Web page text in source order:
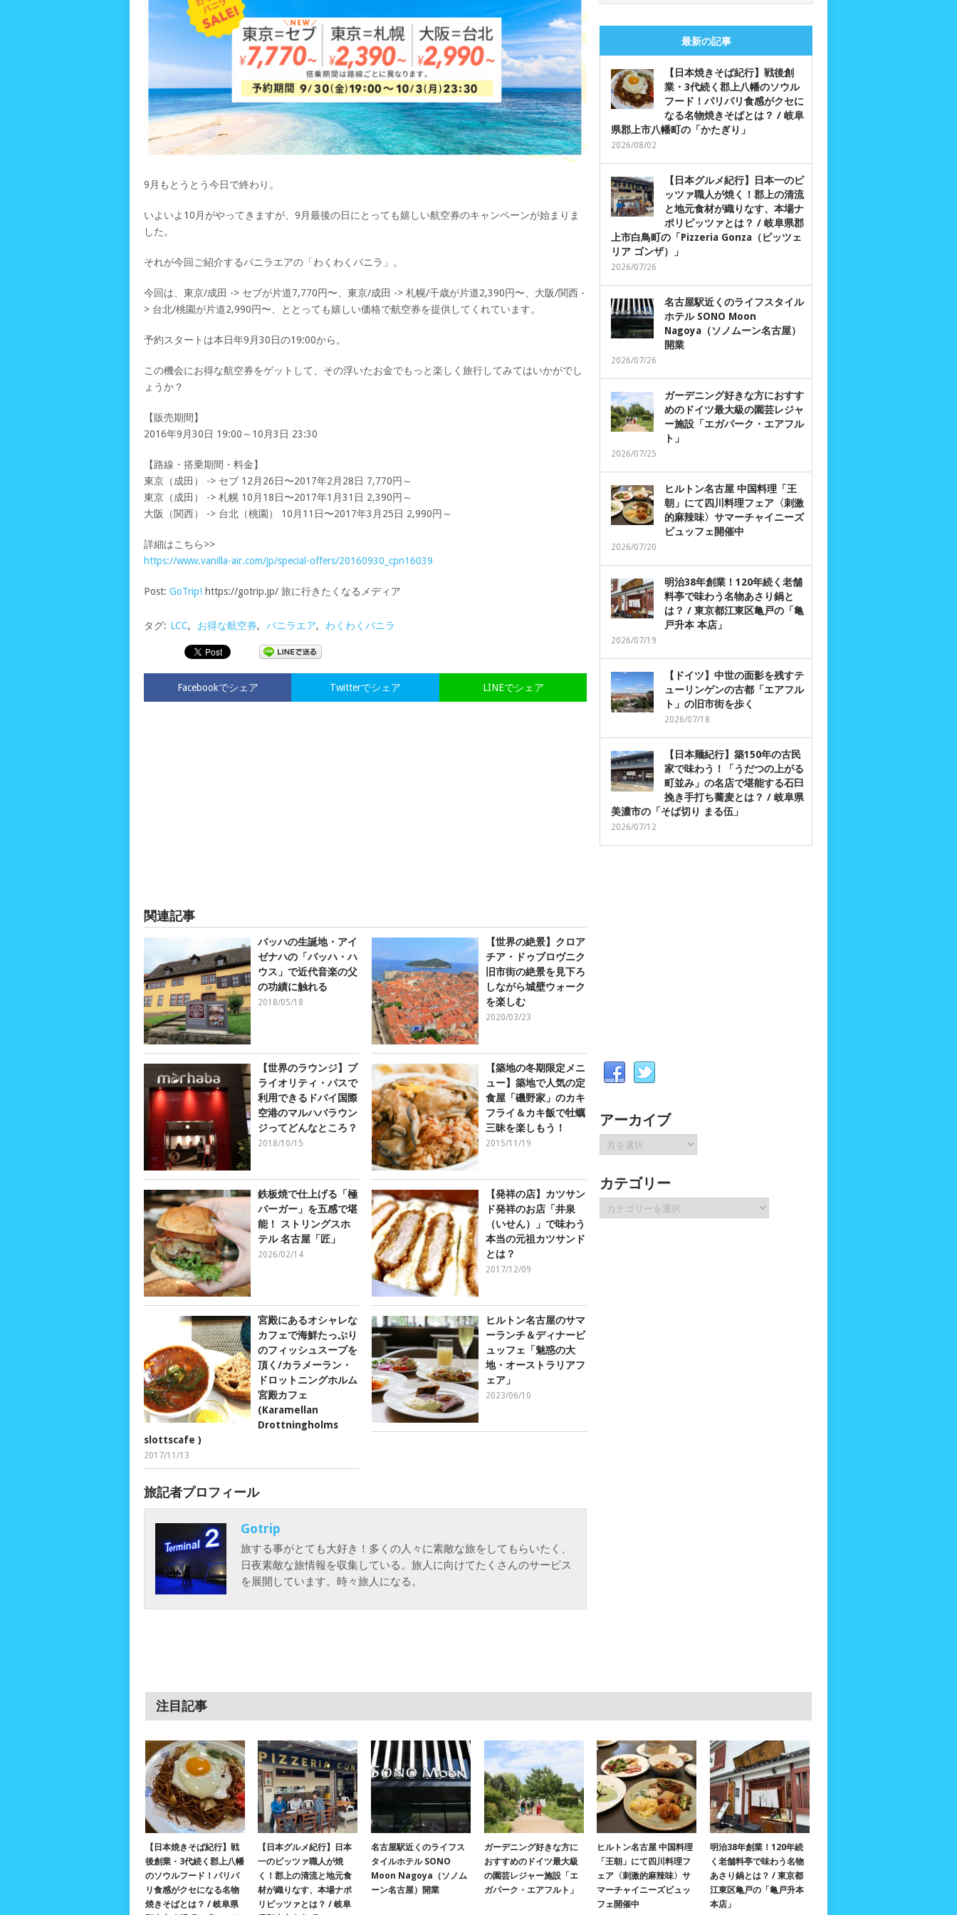
9月もとうとう今日で終わり。
いよいよ10月がやってきますが、9月最後の日にとっても嬉しい航空券のキャンペーンが始まりま
した。
それが今回ご紹介するバニラエアの「わくわくバニラ」。
今回は、東京/成田 -> セブが片道7,770円〜、東京/成田 -> 札幌/千歳が片道2,390円〜、大阪/関西 -
> 台北/桃園が片道2,990円〜、ととっても嬉しい価格で航空券を提供してくれています。
予約スタートは本日年9月30日の19:00から。
この機会にお得な航空券をゲットして、その浮いたお金でもっと楽しく旅行してみてはいかがでし
ょうか？
【販売期間】
2016年9月30日 19:00～10月3日 23:30
【路線・搭乗期間・料金】
東京（成田） -> セブ 12月26日〜2017年2月28日 7,770円～
東京（成田） -> 札幌 10月18日〜2017年1月31日 2,390円～
大阪（関西） -> 台北（桃園） 10月11日〜2017年3月25日 2,990円～
詳細はこちら>>
https://www.vanilla-air.com/jp/special-offers/20160930_cpn16039
Post: GoTrip! https://gotrip.jp/ 旅に行きたくなるメディア
タグ: LCC, お得な航空券, バニラエア, わくわくバニラ
Facebookでシェア LINEでシェア
Twitterでシェア
関連記事
バッハの生誕地・アイ
ゼナハの「バッハ・ハ
ウス」で近代音楽の父
の功績に触れる
2018/05/18
【世界の絶景】クロア
チア・ドゥブロヴニク
旧市街の絶景を見下ろ
しながら城壁ウォーク
を楽しむ
2020/03/23
【世界のラウンジ】プ
ライオリティ・パスで
利用できるドバイ国際
空港のマルハバラウン
ジってどんなところ？
2018/10/15
【築地の冬期限定メニ
ュー】築地で人気の定
食屋「磯野家」のカキ
フライ＆カキ飯で牡蠣
三昧を楽しもう！
2015/11/19
鉄板焼で仕上げる「極
バーガー」を五感で堪
能！ ストリングスホ
テル 名古屋「匠」
2026/02/14
【発祥の店】カツサン
ド発祥のお店「井泉
（いせん）」で味わう
本当の元祖カツサンド
とは？
2017/12/09
宮殿にあるオシャレな
カフェで海鮮たっぷり
のフィッシュスープを
頂く/カラメーラン・
ドロットニングホルム
宮殿カフェ
(Karamellan
Drottningholms
slottscafe )
2017/11/13
ヒルトン名古屋のサマ
ーランチ＆ディナービ
ュッフェ「魅惑の大
地・オーストラリアフ
ェア」
2023/06/10
旅記者プロフィール
Gotrip
旅する事がとても大好き！多くの人々に素敵な旅をしてもらいたく、
日夜素敵な旅情報を収集している。旅人に向けてたくさんのサービス
を展開しています。時々旅人になる。
最新の記事
【日本焼きそば紀行】戦後創
業・3代続く郡上八幡のソウル
フード！パリパリ食感がクセに
なる名物焼きそばとは？ / 岐阜
県郡上市八幡町の「かたぎり」
2026/08/02
【日本グルメ紀行】日本一のピ
ッツァ職人が焼く！郡上の清流
と地元食材が織りなす、本場ナ
ポリピッツァとは？ / 岐阜県郡
上市白鳥町の「Pizzeria Gonza（ピッツェ
リア ゴンザ）」
2026/07/26
名古屋駅近くのライフスタイル
ホテル SONO Moon
Nagoya（ソノムーン名古屋）
開業
2026/07/26
ガーデニング好きな方におすす
めのドイツ最大級の園芸レジャ
ー施設「エガパーク・エアフル
ト」
2026/07/25
ヒルトン名古屋 中国料理「王
朝」にて四川料理フェア〈刺激
的麻辣味〉サマーチャイニーズ
ビュッフェ開催中
2026/07/20
明治38年創業！120年続く老舗
料亭で味わう名物あさり鍋と
は？ / 東京都江東区亀戸の「亀
戸升本 本店」
2026/07/19
【ドイツ】中世の面影を残すテ
ューリンゲンの古都「エアフル
ト」の旧市街を歩く
2026/07/18
【日本麺紀行】築150年の古民
家で味わう！「うだつの上がる
町並み」の名店で堪能する石臼
挽き手打ち蕎麦とは？ / 岐阜県
美濃市の「そば切り まる伍」
2026/07/12
アーカイブ
ア
ー
イ
ブ
カテゴリー
テ
注目記事
【日本焼きそば紀行】戦
後創業・3代続く郡上八幡
のソウルフード！パリパ
リ食感がクセになる名物
焼きそばとは？ / 岐阜県
【日本グルメ紀行】日本
一のピッツァ職人が焼
く！郡上の清流と地元食
材が織りなす、本場ナポ
リピッツァとは？ / 岐阜
名古屋駅近くのライフス
タイルホテル SONO
Moon Nagoya（ソノム
ーン名古屋）開業
ガーデニング好きな方に
おすすめのドイツ最大級
の園芸レジャー施設「エ
ガパーク・エアフルト」
ヒルトン名古屋 中国料理
「王朝」にて四川料理フ
ェア〈刺激的麻辣味〉サ
マーチャイニーズビュッ
フェ開催中
明治38年創業！120年続
く老舗料亭で味わう名物
あさり鍋とは？ / 東京都
江東区亀戸の「亀戸升本
本店」